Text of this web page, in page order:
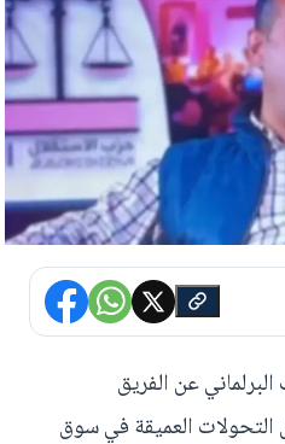
البرلماني عن الفريق
التحولات العميقة في سوق